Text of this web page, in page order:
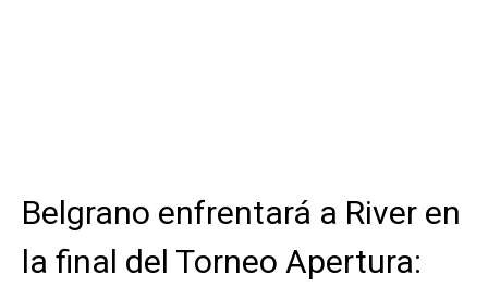
Belgrano enfrentará a River en
la final del Torneo Apertura: